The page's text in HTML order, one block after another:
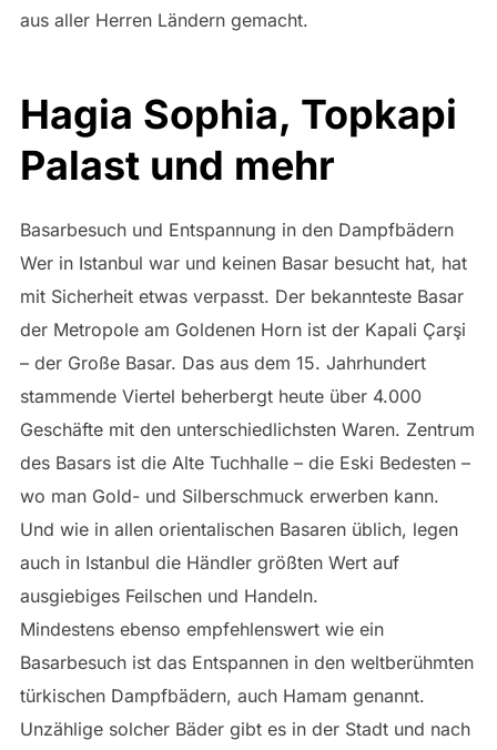
aus aller Herren Ländern gemacht.
Hagia Sophia, Topkapi
Palast und mehr
Basarbesuch und Entspannung in den Dampfbädern
Wer in Istanbul war und keinen Basar besucht hat, hat
mit Sicherheit etwas verpasst. Der bekannteste Basar
der Metropole am Goldenen Horn ist der Kapali Çarşi
– der Große Basar. Das aus dem 15. Jahrhundert
stammende Viertel beherbergt heute über 4.000
Geschäfte mit den unterschiedlichsten Waren. Zentrum
des Basars ist die Alte Tuchhalle – die Eski Bedesten –
wo man Gold- und Silberschmuck erwerben kann.
Und wie in allen orientalischen Basaren üblich, legen
auch in Istanbul die Händler größten Wert auf
ausgiebiges Feilschen und Handeln.
Mindestens ebenso empfehlenswert wie ein
Basarbesuch ist das Entspannen in den weltberühmten
türkischen Dampfbädern, auch Hamam genannt.
Unzählige solcher Bäder gibt es in der Stadt und nach